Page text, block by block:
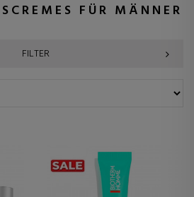
FÜR MÄNNER
FILTER